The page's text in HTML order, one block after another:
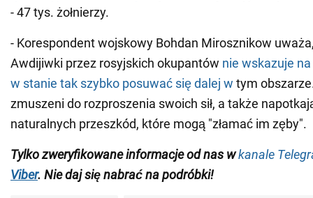
- 47 tys. żołnierzy.
- Korespondent wojskowy Bohdan Mirosznikow
Awdijiwki przez rosyjskich okupantów nie wskazuje
w stanie tak szybko posuwać się dalej w tym
zmuszeni do rozproszenia swoich sił, a także
naturalnych przeszkód, które mogą "złamać im zęby".
Tylko zweryfikowane informacje od nas wkanale
Viber. Nie daj się nabrać na podróbki!